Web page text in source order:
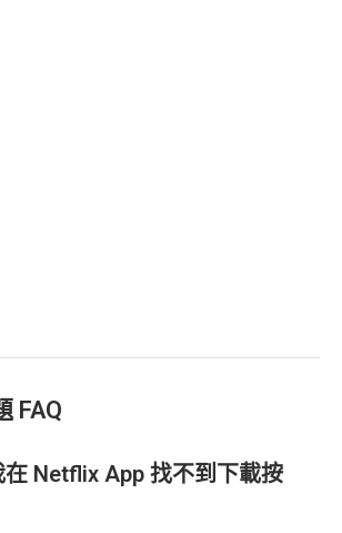
FAQ
在 Netflix App 找不到下載按